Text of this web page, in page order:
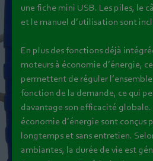
une fiche mini USB. Les piles, le
et le manuel d’utilisation sont
En plus des fonctions déjà
moteurs à économie d’énergie,
permettent de réguler
fonction de la demande, ce qui
davantage son efficacité globale.
économie d’énergie sont conçus
longtemps et sans entretien.
ambiantes, la durée de vie est